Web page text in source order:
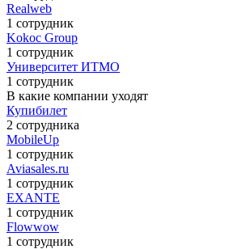
Realweb
1 сотрудник
Kokoc Group
1 сотрудник
Университет ИТМО
1 сотрудник
В какие компании уходят
Купибилет
2 сотрудника
MobileUp
1 сотрудник
Aviasales.ru
1 сотрудник
EXANTE
1 сотрудник
Flowwow
1 сотрудник